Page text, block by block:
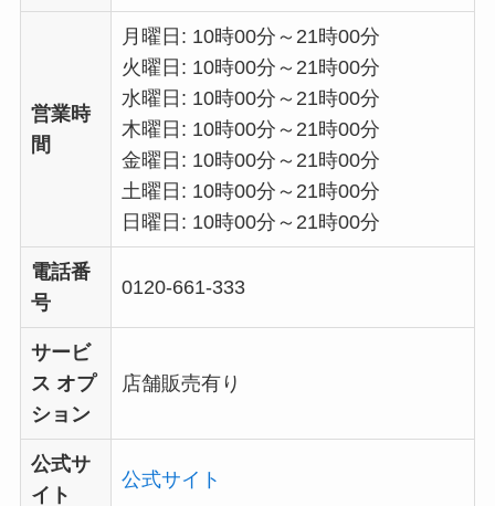
営業時
間
月曜日: 10時00分～21時00分
火曜日: 10時00分～21時00分
水曜日: 10時00分～21時00分
木曜日: 10時00分～21時00分
金曜日: 10時00分～21時00分
土曜日: 10時00分～21時00分
日曜日: 10時00分～21時00分
電話番
号
0120-661-333
サービ
ス オプ
ション
店舗販売有り
公式サ
イト
公式サイト